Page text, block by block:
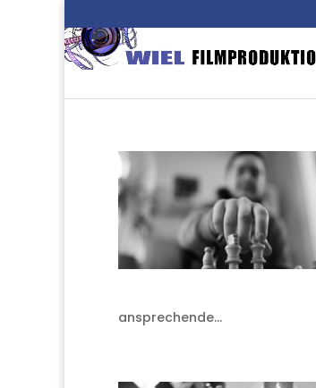
ansprechende...